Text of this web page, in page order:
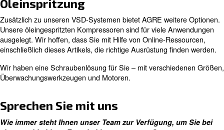
Wenn Sie die Gesamtbetriebskosten einschließlich der
senken möchten, bietet AGRE viele Optionen. Einer
unsere Verdichter mit variabler Drehzahlregelung, mit
zu 35 % Energie einsparen können.
AGRE bietet VSD-Kompressoren mit Direktantrieb und
Zahnradantrieb an, die sowohl einen reibungslosen und
verfügen über eine hohe IP-Schutzart für einen
unter schwierigen Bedingungen